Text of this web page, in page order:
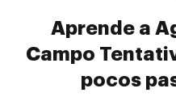
Aprende a
Campo
pocos